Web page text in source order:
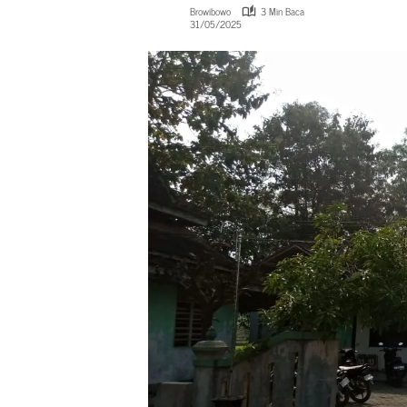
Browibowo 3 Min Baca
31/05/2025